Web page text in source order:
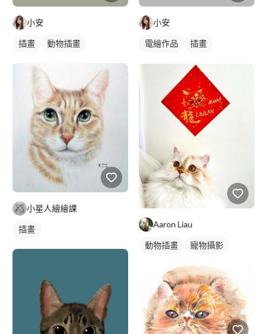
小安
插畫 動物插畫
小星人繪繪課
插畫
小安
電繪作品
插畫
Aaron Liau
動物插畫 寵物攝影